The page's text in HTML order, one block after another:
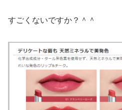
すごくないですか？＾＾